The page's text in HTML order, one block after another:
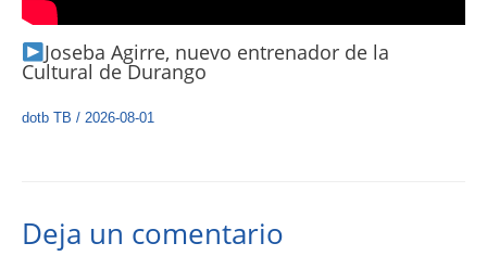
Joseba Agirre, nuevo entrenador de la
Cultural de Durango
dotb TB / 2026-08-01
Deja un comentario